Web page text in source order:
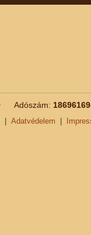
Adószám:
Adatvédelem